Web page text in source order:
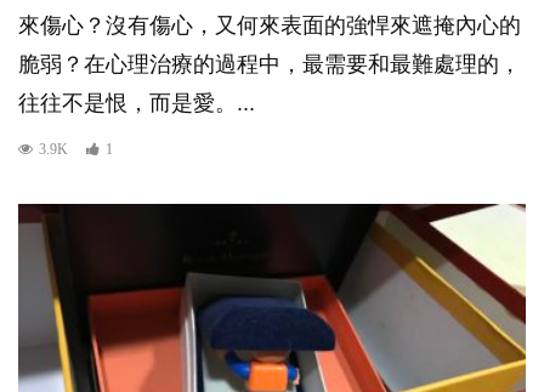
來傷心？沒有傷心，又何來表面的強悍來遮掩內心的
脆弱？在心理治療的過程中，最需要和最難處理的，
往往不是恨，而是愛。...
3.9K 1